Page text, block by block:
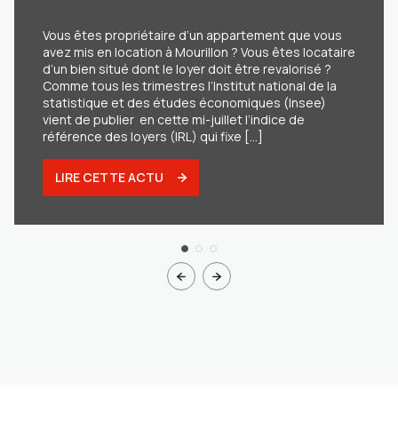
Vous êtes propriétaire d’un appartement que vous
avez mis en location à Mourillon ? Vous êtes locataire
d’un bien situé dont le loyer doit être revalorisé ?
Comme tous les trimestres l’Institut national de la
statistique et des études économiques (Insee)
vient de publier en cette mi-juillet l’indice de
référence des loyers (IRL) qui fixe [...]
LIRE CETTE ACTU